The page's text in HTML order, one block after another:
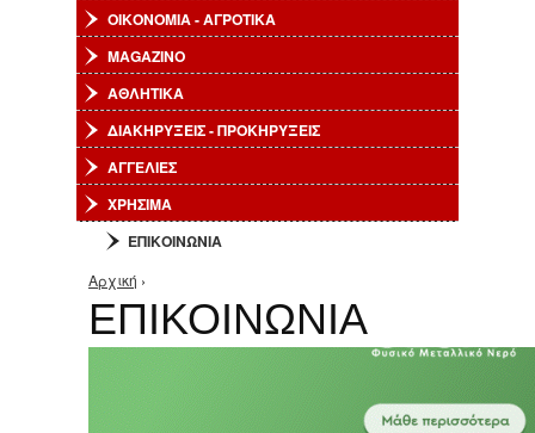
ΟΙΚΟΝΟΜΙΑ - ΑΓΡΟΤΙΚΑ
MAGAZINO
ΑΘΛΗΤΙΚΑ
ΔΙΑΚΗΡΥΞΕΙΣ - ΠΡΟΚΗΡΥΞΕΙΣ
ΑΓΓΕΛΙΕΣ
ΧΡΗΣΙΜΑ
ΕΠΙΚΟΙΝΩΝΙΑ
Είστε εδώ
Αρχική ›
ΕΠΙΚΟΙΝΩΝΙΑ